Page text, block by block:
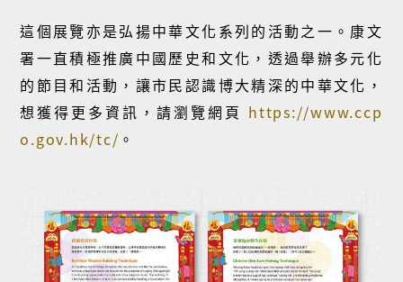
這個展覽亦是弘揚中華文化系列的活動之一。康文
署一直積極推廣中國歷史和文化，透過舉辦多元化
的節目和活動，讓市民認識博大精深的中華文化，
想獲得更多資訊，請瀏覽網頁 https://www.ccp
o.gov.hk/tc/ 。